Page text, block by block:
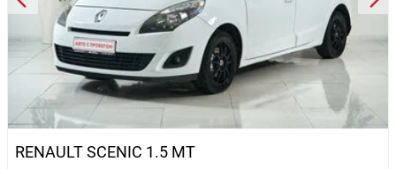
RENAULT SCENIC 1.5 MT